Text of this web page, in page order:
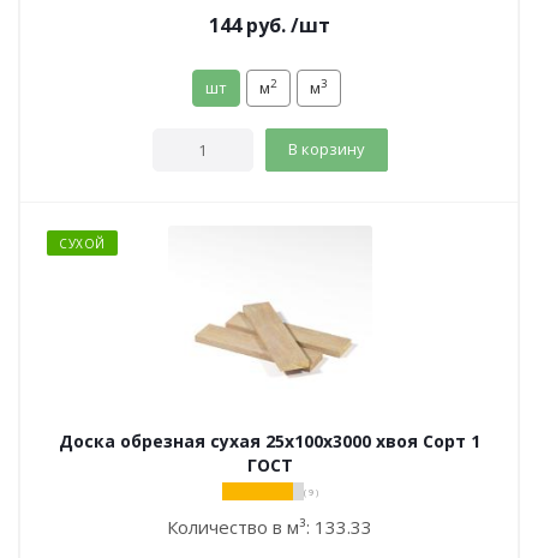
144руб./шт
шт м2 м3
В корзину
СУХОЙ
Доска обрезная сухая 25х100х3000 хвоя Сорт 1
ГОСТ
( 9 )
Количество в м³: 133.33